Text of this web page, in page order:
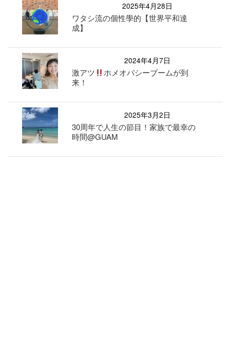
2025年4月28日
ワタシ流の個性學的【世界平和達
成】
2024年4月7日
激アツ
ホメオパシーブームが到
来！
2025年3月2日
30周年で人生の節目！家族で最幸の
時間@GUAM